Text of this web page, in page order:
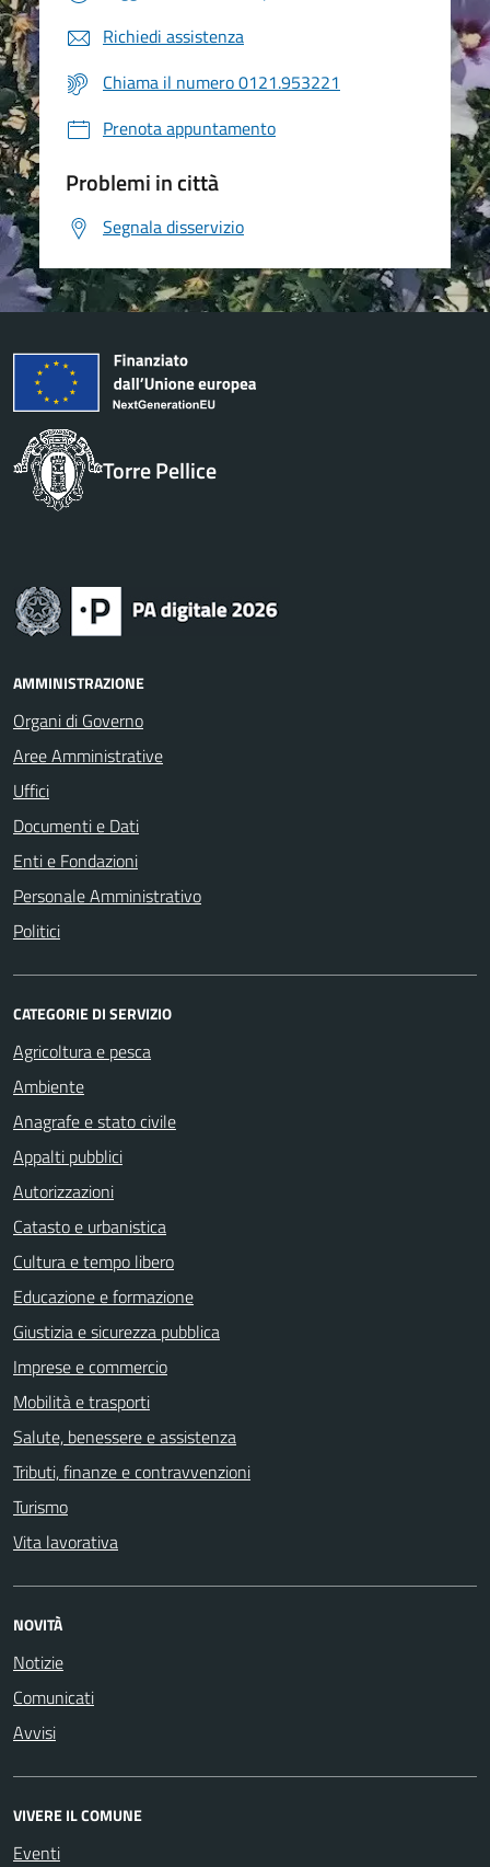
Richiedi assistenza
Chiama il numero 0121.953221
Prenota appuntamento
Problemi in città
Segnala disservizio
Torre Pellice
AMMINISTRAZIONE
Organi di Governo
Aree Amministrative
Uffici
Documenti e Dati
Enti e Fondazioni
Personale Amministrativo
Politici
CATEGORIE DI SERVIZIO
Agricoltura e pesca
Ambiente
Anagrafe e stato civile
Appalti pubblici
Autorizzazioni
Catasto e urbanistica
Cultura e tempo libero
Educazione e formazione
Giustizia e sicurezza pubblica
Imprese e commercio
Mobilità e trasporti
Salute, benessere e assistenza
Tributi, finanze e contravvenzioni
Turismo
Vita lavorativa
NOVITÀ
Notizie
Comunicati
Avvisi
VIVERE IL COMUNE
Eventi